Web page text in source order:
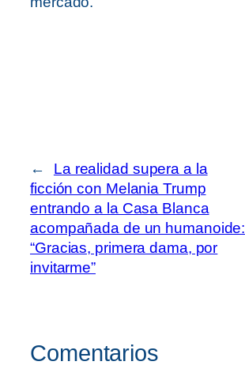
←
La realidad supera a la
ficción con Melania Trump
entrando a la Casa Blanca
acompañada de un humanoide:
“Gracias, primera dama, por
invitarme”
Comentarios